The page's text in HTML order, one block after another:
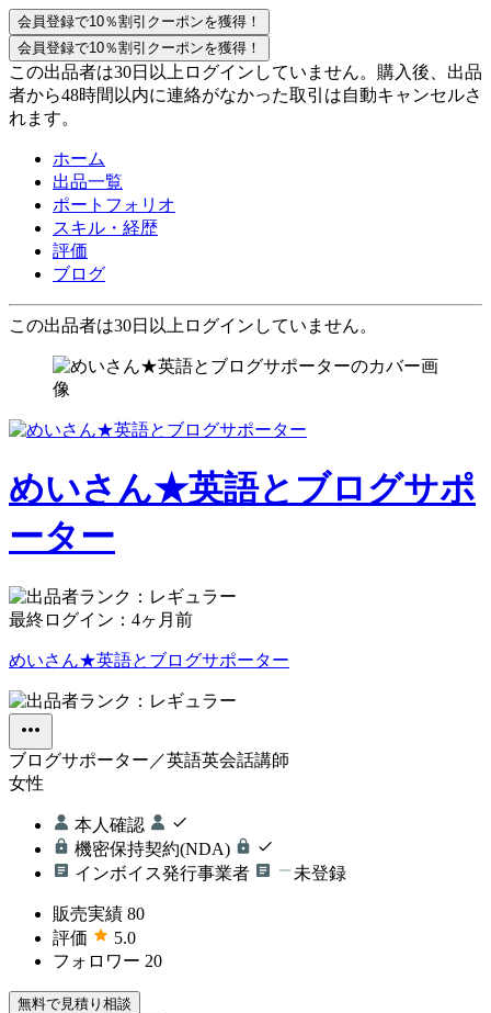
会員登録で10％割引クーポンを獲得！
会員登録で10％割引クーポンを獲得！
この出品者は30日以上ログインしていません。購入後、出品
者から48時間以内に連絡がなかった取引は自動キャンセルさ
れます。
ホーム
出品一覧
ポートフォリオ
スキル・経歴
評価
ブログ
この出品者は30日以上ログインしていません。
めいさん★英語とブログサポ
ーター
最終ログイン： 4ヶ月前
めいさん★英語とブログサポーター
ブログサポーター／英語英会話講師
女性
本人確認
機密保持契約(NDA)
インボイス発行事業者
未登録
販売実績 80
評価
5.0
フォロワー 20
無料で見積り相談